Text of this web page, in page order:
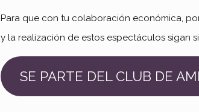
Para que con tu colaboración económica,
y la realización de estos espectáculos sigan
SE PARTE DEL CLUB DE